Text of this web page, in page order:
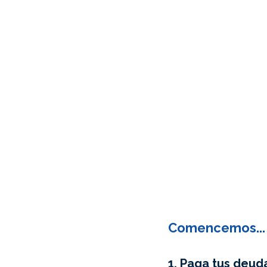
Comencemos...
1. Paga tus